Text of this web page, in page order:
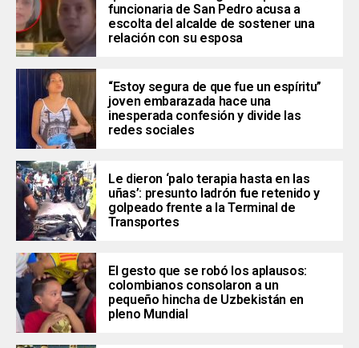
funcionaria de San Pedro acusa a
escolta del alcalde de sostener una
relación con su esposa
“Estoy segura de que fue un espíritu”
joven embarazada hace una
inesperada confesión y divide las
redes sociales
Le dieron ‘palo terapia hasta en las
uñas’: presunto ladrón fue retenido y
golpeado frente a la Terminal de
Transportes
El gesto que se robó los aplausos:
colombianos consolaron a un
pequeño hincha de Uzbekistán en
pleno Mundial